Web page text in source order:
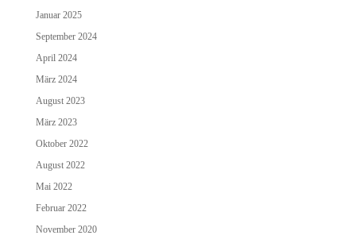
Januar 2025
September 2024
April 2024
März 2024
August 2023
März 2023
Oktober 2022
August 2022
Mai 2022
Februar 2022
November 2020